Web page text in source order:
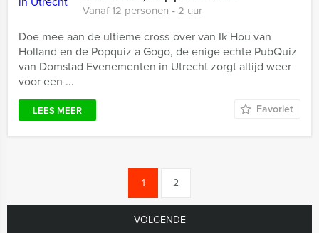
Vanaf 12 personen ‐ 2 uur
Doe mee aan de ultieme cross-over van Ik Hou van
Holland en de Popquiz a Gogo, de enige echte PubQuiz
van Domstad Evenementen in Utrecht zorgt altijd weer
voor een ...
LEES MEER Favoriet
1 2
VOLGENDE